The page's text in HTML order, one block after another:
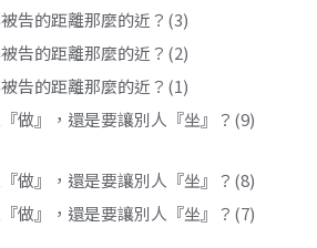
告的距離那麼的近？(3)
告的距離那麼的近？(2)
告的距離那麼的近？(1)
做』，還是要讓別人『坐』？(9)
做』，還是要讓別人『坐』？(8)
做』，還是要讓別人『坐』？(7)